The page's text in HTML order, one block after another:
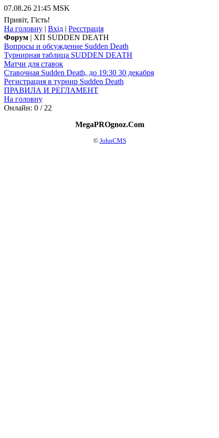
07.08.26 21:45 MSK
Привіт, Гість!
На головну | Вхід | Реєстрація
Форум | ХП SUDDEN DЕАТН
Вопросы и обсуждение Suddеn Dеаth
Турнирная таблица SUDDЕN DЕАТН
Матчи для ставок
Ставочная Suddеn Dеаth, до 19:30 30 декабря
Регистрация в турнир Suddеn Dеаth
ПРАВИЛА И РЕГЛАМЕНТ
На головну
Онлайн: 0 / 22
MegaPROgnoz.Com
© JohnCMS